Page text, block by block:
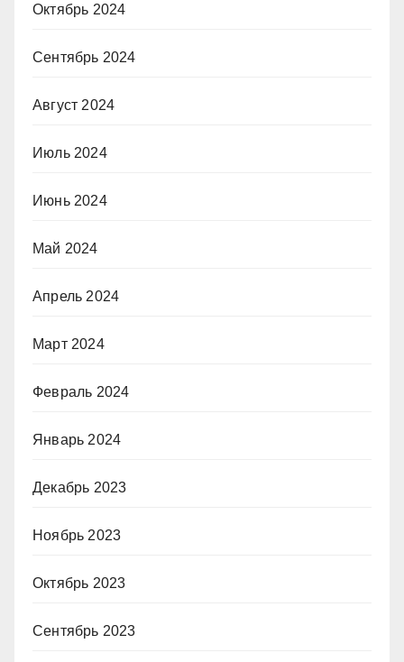
Октябрь 2024
Сентябрь 2024
Август 2024
Июль 2024
Июнь 2024
Май 2024
Апрель 2024
Март 2024
Февраль 2024
Январь 2024
Декабрь 2023
Ноябрь 2023
Октябрь 2023
Сентябрь 2023